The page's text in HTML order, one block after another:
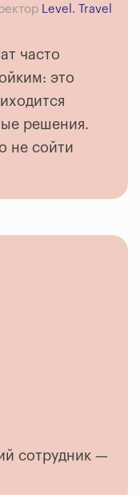
Level. Travel
часто
это
решения.
не сойти
сотрудник —